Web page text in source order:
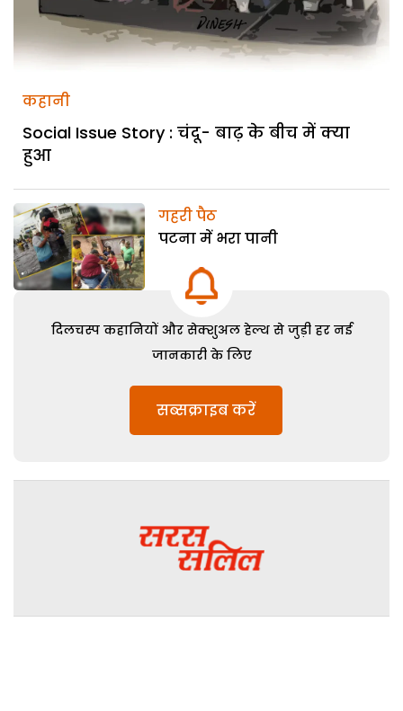
कहानी
Social Issue Story : चंदू- बाढ़ के बीच में क्या
हुआ
गहरी पैठ
पटना में भरा पानी
दिलचस्प कहानियों और सेक्शुअल हेल्थ से जुड़ी हर नई
जानकारी के लिए
सब्सक्राइब करें